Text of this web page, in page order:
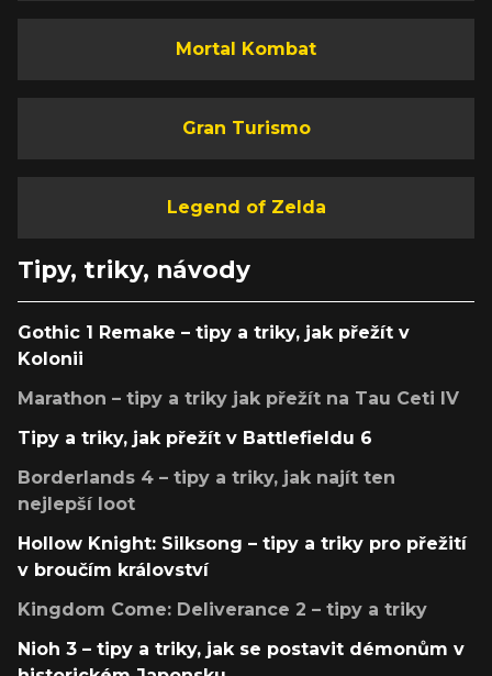
Mortal Kombat
Gran Turismo
Legend of Zelda
Tipy, triky, návody
Gothic 1 Remake – tipy a triky, jak přežít v
Kolonii
Marathon – tipy a triky jak přežít na Tau Ceti IV
Tipy a triky, jak přežít v Battlefieldu 6
Borderlands 4 – tipy a triky, jak najít ten
nejlepší loot
Hollow Knight: Silksong – tipy a triky pro přežití
v broučím království
Kingdom Come: Deliverance 2 – tipy a triky
Nioh 3 – tipy a triky, jak se postavit démonům v